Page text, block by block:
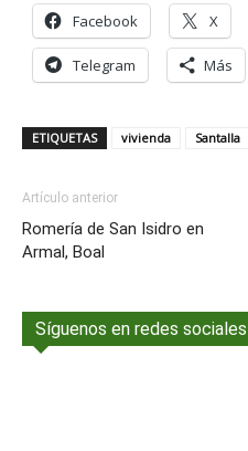
Facebook X
Telegram Más
ETIQUETAS vivienda Santalla
Artículo anterior
Romería de San Isidro en
Armal, Boal
Síguenos en redes sociales